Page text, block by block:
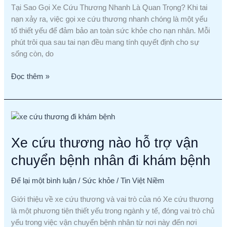
Tại Sao Gọi Xe Cứu Thương Nhanh Là Quan Trọng? Khi tai
nạn xảy ra, việc gọi xe cứu thương nhanh chóng là một yếu
tố thiết yếu để đảm bảo an toàn sức khỏe cho nạn nhân. Mỗi
phút trôi qua sau tai nạn đều mang tính quyết định cho sự
sống còn, do
Nhất
Khi
Gặp
Tai
Nạn
Đọc thêm »
Xe cứu thương nào hỗ trợ vận
chuyển bệnh nhân đi khám bệnh
Để lại một bình luận / Sức khỏe /Tin Việt Niềm
Giới thiệu về xe cứu thương và vai trò của nó Xe cứu thương
là một phương tiện thiết yếu trong ngành y tế, đóng vai trò chủ
yếu trong việc vận chuyển bệnh nhân từ nơi này đến nơi
Xe
thương
hỗ
vận
chuyển
bệnh
nhân